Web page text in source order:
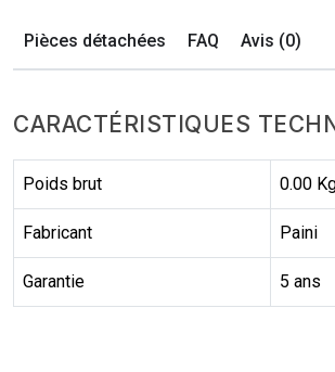
Pièces détachées FAQ Avis (0)
CARACTÉRISTIQUES
Poids brut 0.00
Fabricant Paini
Garantie 5 ans